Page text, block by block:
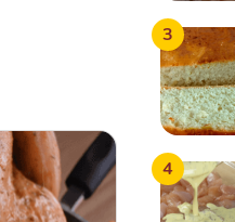
3
4